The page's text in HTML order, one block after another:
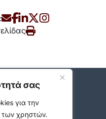
σας
για την
των χρηστών.